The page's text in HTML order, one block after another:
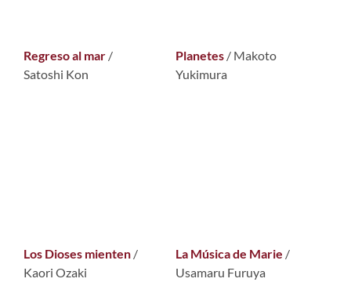
Regreso al mar /
Satoshi Kon
Planetes / Makoto
Yukimura
Los Dioses mienten /
Kaori Ozaki
La Música de Marie /
Usamaru Furuya